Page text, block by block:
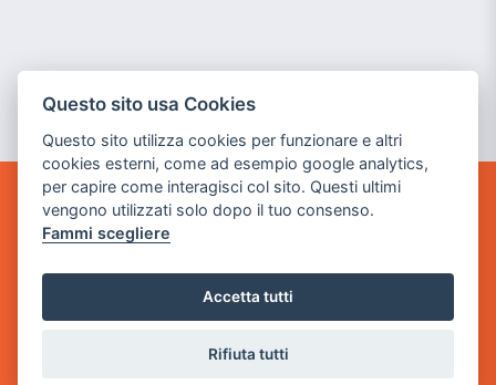
GAME WARP
BY POWER GAME SRL
via Villaggio dei Platani, 3
Questo sito usa Cookies
Questo sito utilizza cookies per funzionare e altri
cookies esterni, come ad esempio google analytics,
per capire come interagisci col sito. Questi ultimi
vengono utilizzati solo dopo il tuo consenso.
Fammi scegliere
Accetta tutti
Rifiuta tutti